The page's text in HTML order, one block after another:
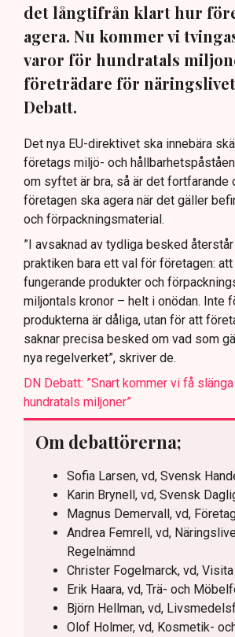
det långtifrån klart hur
agera. Nu kommer vi
varor för hundratals
företrädare för näringslivet
Debatt.
Det nya EU-direktivet ska innebära
företags miljö- och
om syftet är bra, så är det fortfarande
företagen ska agera när det gäller
och förpackningsmaterial.
”I avsaknad av tydliga besked
praktiken bara ett val för företagen:
fungerande produkter och
miljontals kronor – helt i onödan. Inte
produkterna är dåliga, utan för att
saknar precisa besked om vad som
nya regelverket”, skriver de.
DN Debatt: ”Snart kommer vi få
hundratals miljoner”
Om debattörerna;
Sofia Larsen, vd, Svensk
Karin Brynell, vd, Svensk
Magnus Demervall, vd,
Andrea Femrell, vd,
Regelnämnd
Christer Fogelmarck, vd, Visita
Erik Haara, vd, Trä- och
Björn Hellman, vd,
Olof Holmer, vd, Kosmetik-